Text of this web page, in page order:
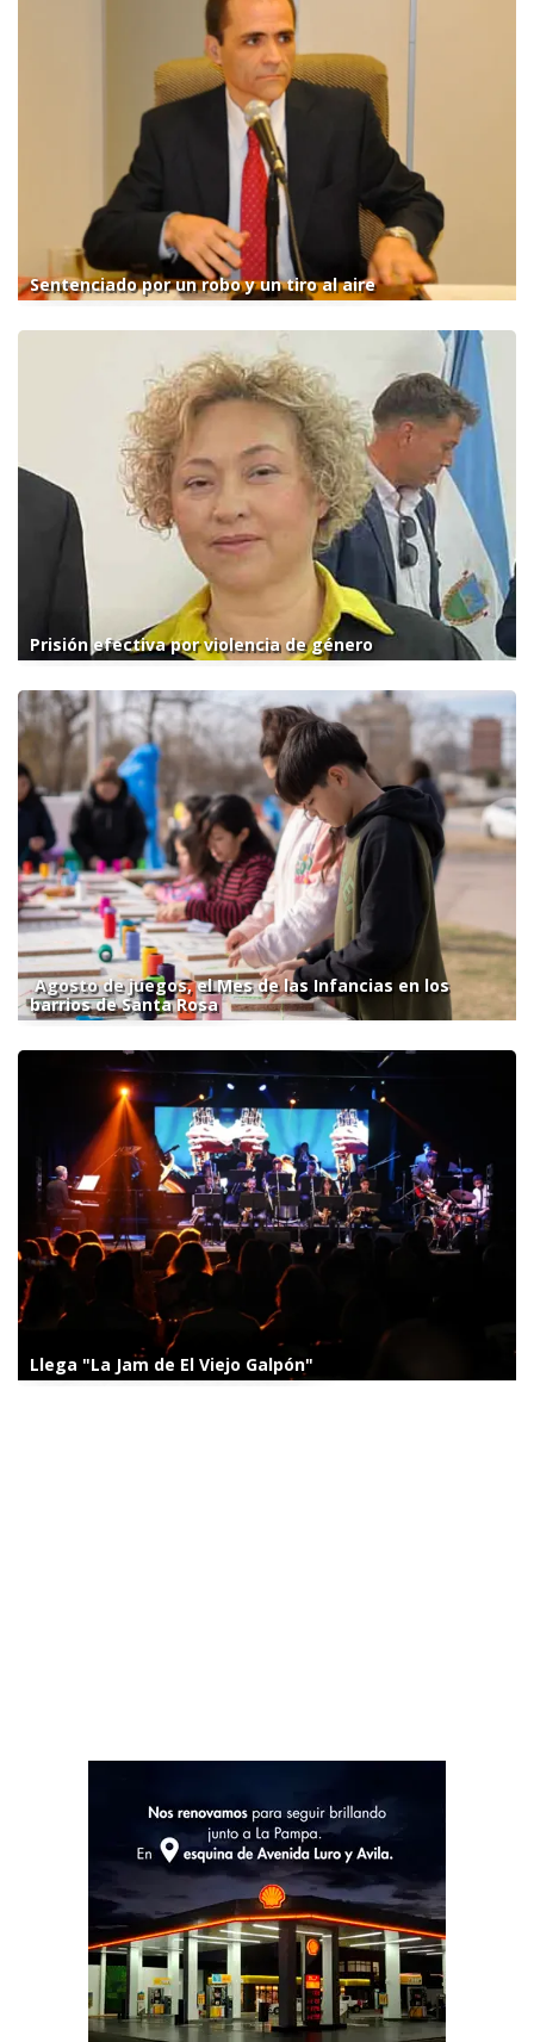
Sentenciado por un robo y un tiro al aire
Prisión efectiva por violencia de género
Agosto de juegos, el Mes de las Infancias en los
barrios de Santa Rosa
Llega "La Jam de El Viejo Galpón"